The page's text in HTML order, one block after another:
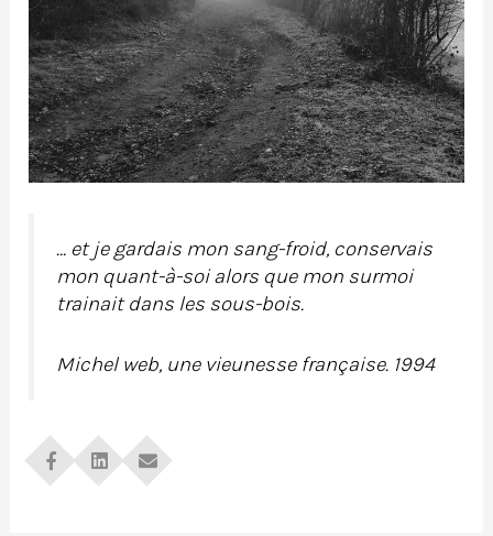
… et je gardais mon sang-froid, conservais
mon quant-à-soi alors que mon surmoi
trainait dans les sous-bois.
Michel web, une vieunesse française. 1994